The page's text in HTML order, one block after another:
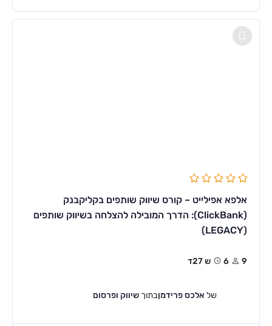
אלפא אפילייט – קורס שיווק שותפים בקליקבנק
(ClickBank): הדרך המובילה להצלחה בשיווק שותפים
(LEGACY)
9 6ש 27ד
של אלכס פרידמןבתוך שיווק ופרסום